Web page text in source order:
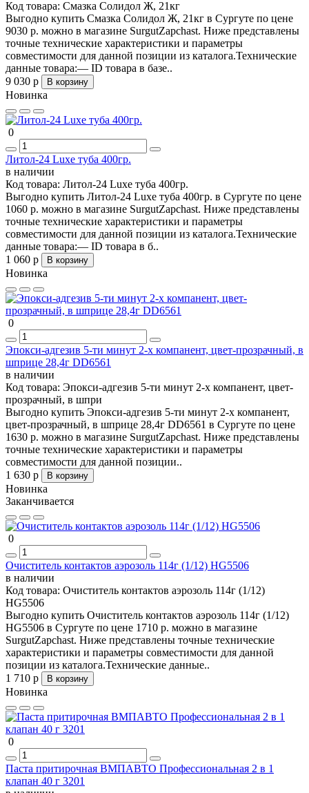
Код товара: Смазка Солидол Ж, 21кг
Выгодно купить Смазка Солидол Ж, 21кг в Сургуте по цене
9030 р. можно в магазине SurgutZapchast. Ниже представлены
точные технические характеристики и параметры
совместимости для данной позиции из каталога.Технические
данные товара:— ID товара в базе..
9 030 р
В корзину
Новинка
0
Литол-24 Luxe туба 400гр.
в наличии
Код товара: Литол-24 Luxe туба 400гр.
Выгодно купить Литол-24 Luxe туба 400гр. в Сургуте по цене
1060 р. можно в магазине SurgutZapchast. Ниже представлены
точные технические характеристики и параметры
совместимости для данной позиции из каталога.Технические
данные товара:— ID товара в б..
1 060 р
В корзину
Новинка
0
Эпокси-адгезив 5-ти минут 2-х компанент, цвет-прозрачный, в
шприце 28,4г DD6561
в наличии
Код товара: Эпокси-адгезив 5-ти минут 2-х компанент, цвет-
прозрачный, в шпри
Выгодно купить Эпокси-адгезив 5-ти минут 2-х компанент,
цвет-прозрачный, в шприце 28,4г DD6561 в Сургуте по цене
1630 р. можно в магазине SurgutZapchast. Ниже представлены
точные технические характеристики и параметры
совместимости для данной позиции..
1 630 р
В корзину
Новинка
Заканчивается
0
Очиститель контактов аэрозоль 114г (1/12) HG5506
в наличии
Код товара: Очиститель контактов аэрозоль 114г (1/12)
HG5506
Выгодно купить Очиститель контактов аэрозоль 114г (1/12)
HG5506 в Сургуте по цене 1710 р. можно в магазине
SurgutZapchast. Ниже представлены точные технические
характеристики и параметры совместимости для данной
позиции из каталога.Технические данные..
1 710 р
В корзину
Новинка
0
Паста притирочная ВМПАВТО Профессиональная 2 в 1
клапан 40 г 3201